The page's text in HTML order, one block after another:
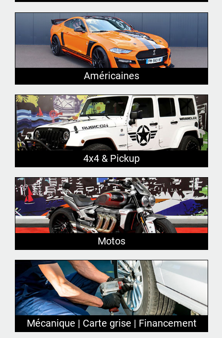
Américaines
4x4 & Pickup
Motos
Mécanique | Carte grise | Financement